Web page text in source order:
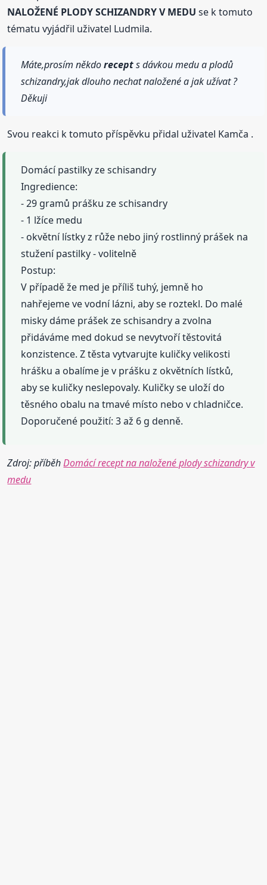
NALOŽENÉ PLODY SCHIZANDRY V MEDU se k tomuto
tématu vyjádřil uživatel Ludmila.
Máte,prosím někdorecepts dávkou medu a plodů
schizandry,jak dlouho nechat naložené a jak užívat ?
Děkuji
Svou reakci k tomuto příspěvku přidal uživatel Kamča .
Domácí pastilky ze schisandry
Ingredience:
- 29 gramů prášku ze schisandry
- 1 lžíce medu
- okvětní lístky z růže nebo jiný rostlinný prášek na
stužení pastilky - volitelně
Postup:
V případě že med je příliš tuhý, jemně ho
nahřejeme ve vodní lázni, aby se roztekl. Do malé
misky dáme prášek ze schisandry a zvolna
přidáváme med dokud se nevytvoří těstovitá
konzistence. Z těsta vytvarujte kuličky velikosti
hrášku a obalíme je v prášku z okvětních lístků,
aby se kuličky neslepovaly. Kuličky se uloží do
těsného obalu na tmavé místo nebo v chladničce.
Doporučené použití: 3 až 6 g denně.
Zdroj: příběhDomácí recept na naložené plody schizandry v
medu